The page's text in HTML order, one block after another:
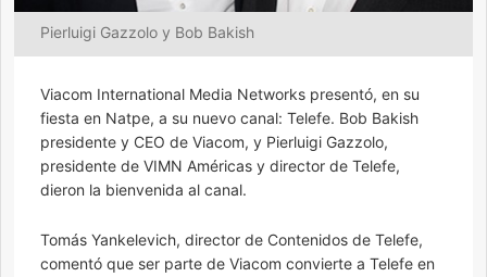
Pierluigi Gazzolo y Bob Bakish
Viacom International Media Networks presentó, en su
fiesta en Natpe, a su nuevo canal: Telefe. Bob Bakish
presidente y CEO de Viacom, y Pierluigi Gazzolo,
presidente de VIMN Américas y director de Telefe,
dieron la bienvenida al canal.
Tomás Yankelevich, director de Contenidos de Telefe,
comentó que ser parte de Viacom convierte a Telefe en